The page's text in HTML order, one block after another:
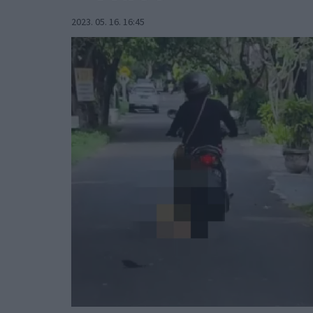
2023. 05. 16. 16:45